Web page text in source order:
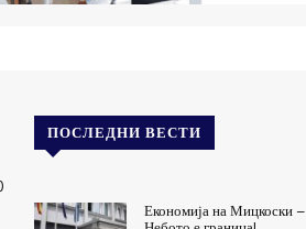
ПОСЛЕДНИ ВЕСТИ
Економија на Мицкоски –